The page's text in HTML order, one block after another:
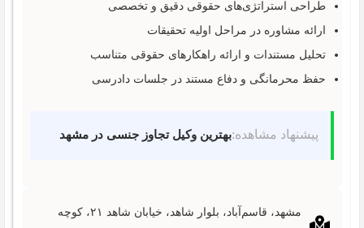
طراحی استراتژی‌های حقوقی دقیق و تخصصی
ارائه مشاوره در مراحل اولیه تحقیقات
تحلیل مستندات و ارائه راهکارهای حقوقی متناسب
حفظ محرمانگی و دفاع مستند در جلسات دادرسی
پیشنهاد مشاهده:بهترین وکیل تجاوز جنسی در مشهد
مشهد، قاسم‌آباد، بلوار شاهد، خیابان شاهد ۲۱، کوچه